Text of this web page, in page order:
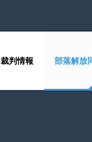
裁判情報 部落解放